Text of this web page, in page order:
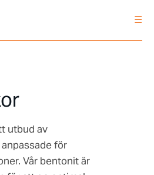
☰
utbud av
för
Vår bentonit är